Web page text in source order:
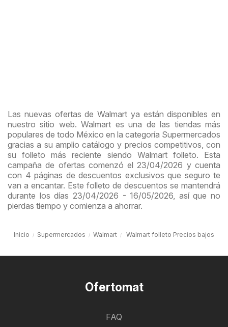
Las nuevas ofertas de Walmart ya están disponibles en
nuestro sitio web. Walmart es una de las tiendas más
populares de todo México en la categoría Supermercados
gracias a su amplio catálogo y precios competitivos, con
su folleto más reciente siendo Walmart folleto. Esta
campaña de ofertas comenzó el 23/04/2026 y cuenta
con 4 páginas de descuentos exclusivos que seguro te
van a encantar. Este folleto de descuentos se mantendrá
durante los días 23/04/2026 - 16/05/2026, así que no
pierdas tiempo y comienza a ahorrar.
Inicio Supermercados Walmart Walmart folleto Precios bajos
Ofertomat
FAQ